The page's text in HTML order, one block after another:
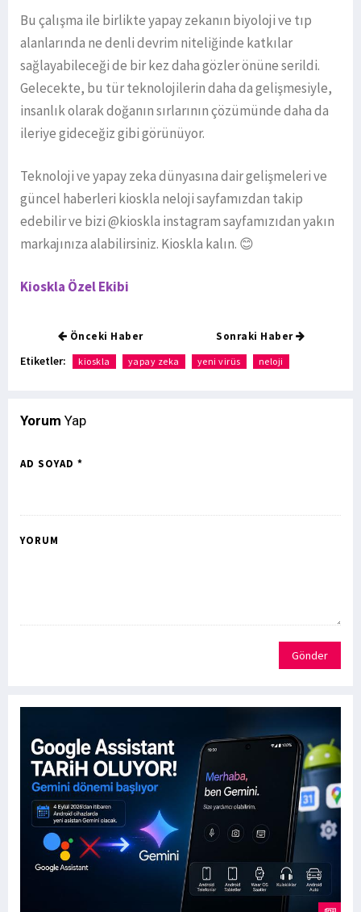
Bu çalışma ile birlikte yapay zekanın biyoloji ve tıp
alanlarında ne denli devrim niteliğinde katkılar
sağlayabileceği de bir kez daha gözler önüne serildi.
Gelecekte, bu tür teknolojilerin daha da gelişmesiyle,
insanlık olarak doğanın sırlarının çözümünde daha da
ileriye gideceğiz gibi görünüyor.
Teknoloji ve yapay zeka dünyasına dair gelişmeleri ve
güncel haberleri kioskla neloji sayfamızdan takip
edebilir ve bizi @kioskla instagram sayfamızıdan yakın
markajınıza alabilirsiniz. Kioskla kalın. 😊
Kioskla Özel Ekibi
Önceki Haber Sonraki Haber
Etiketler: kioskla yapay zeka yeni virüs neloji
Yorum Yap
AD SOYAD *
YORUM
Gönder